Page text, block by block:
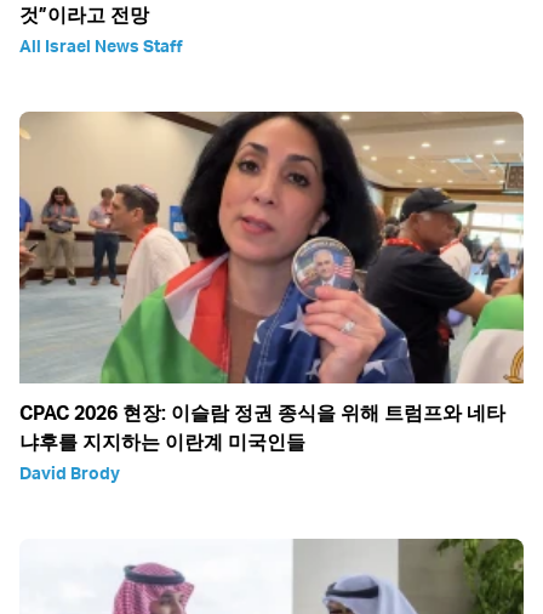
것”이라고 전망
All Israel News Staff
CPAC 2026 현장: 이슬람 정권 종식을 위해 트럼프와 네타
냐후를 지지하는 이란계 미국인들
David Brody